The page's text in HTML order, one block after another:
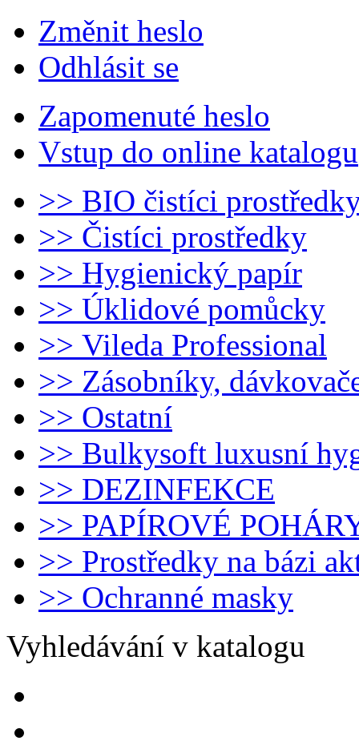
Změnit heslo
Odhlásit se
Zapomenuté heslo
Vstup do online katalogu
>> BIO čistíci
>> Čistíci prostředky
>> Hygienický papír
>> Úklidové pomůcky
>> Vileda Professional
>> Zásobníky,
>> Ostatní
>> Bulkysoft luxusní
>> DEZINFEKCE
>> PAPÍROVÉ
>> Prostředky na bázi
>> Ochranné masky
Vyhledávání v katalogu